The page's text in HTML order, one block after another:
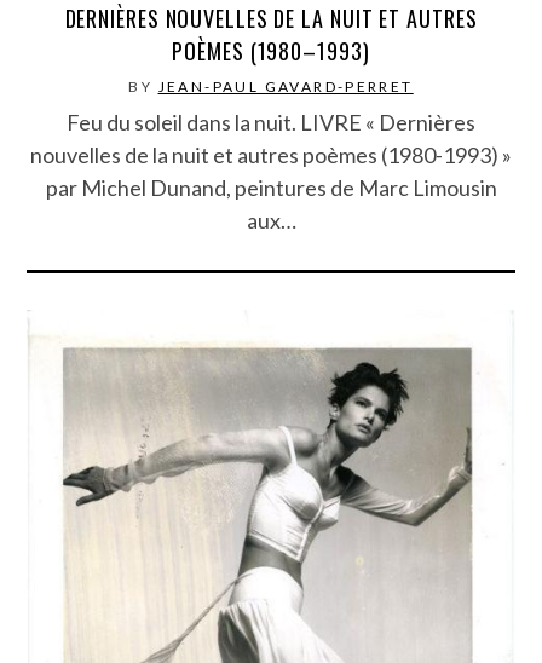
DERNIÈRES NOUVELLES DE LA NUIT ET AUTRES
POÈMES (1980–1993)
BY JEAN-PAUL GAVARD-PERRET
Feu du soleil dans la nuit. LIVRE « Dernières
nouvelles de la nuit et autres poèmes (1980-1993) »
par Michel Dunand, peintures de Marc Limousin
aux…